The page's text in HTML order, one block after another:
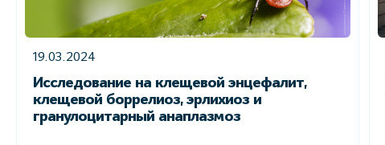
19.03.2024
Исследование на клещевой энцефалит,
клещевой боррелиоз, эрлихиоз и
гранулоцитарный анаплазмоз